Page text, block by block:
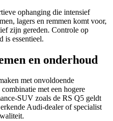
ophanging die intensief
lagers en remmen komt voor,
zijn gereden. Controle op
is essentieel.
en onderhoud
met onvoldoende
met een hogere
SUV zoals de RS Q5 geldt
Audi-dealer of specialist